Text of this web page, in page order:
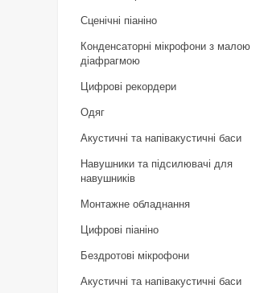
Сценічні піаніно
Конденсаторні мікрофони з малою
діафрагмою
Цифрові рекордери
Одяг
Акустичні та напівакустичні баси
Навушники та підсилювачі для
навушників
Монтажне обладнання
Цифрові піаніно
Бездротові мікрофони
Акустичні та напівакустичні баси